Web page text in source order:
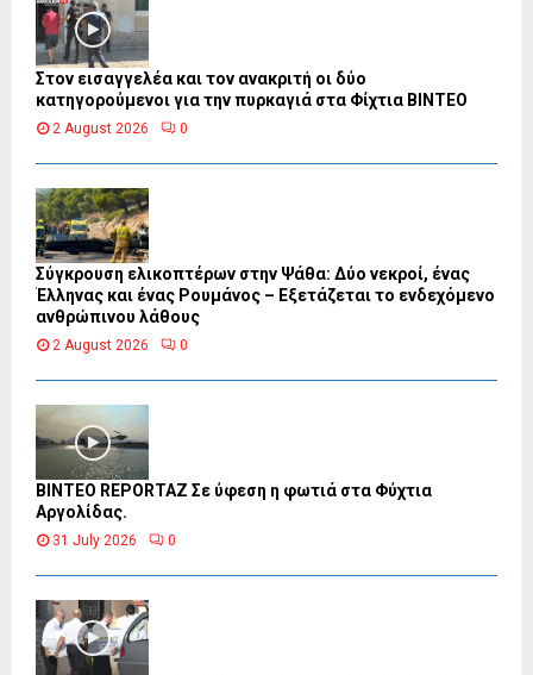
Στον εισαγγελέα και τον ανακριτή οι δύο
κατηγορούμενοι για την πυρκαγιά στα Φίχτια ΒΙΝΤΕΟ
2 August 2026 0
Σύγκρουση ελικοπτέρων στην Ψάθα: Δύο νεκροί, ένας
Έλληνας και ένας Ρουμάνος – Εξετάζεται το ενδεχόμενο
ανθρώπινου λάθους
2 August 2026 0
BINTEO REPORTAZ Σε ύφεση η φωτιά στα Φύχτια
Αργολίδας.
31 July 2026 0